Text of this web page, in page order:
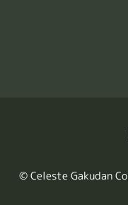
© Celeste Gakudan